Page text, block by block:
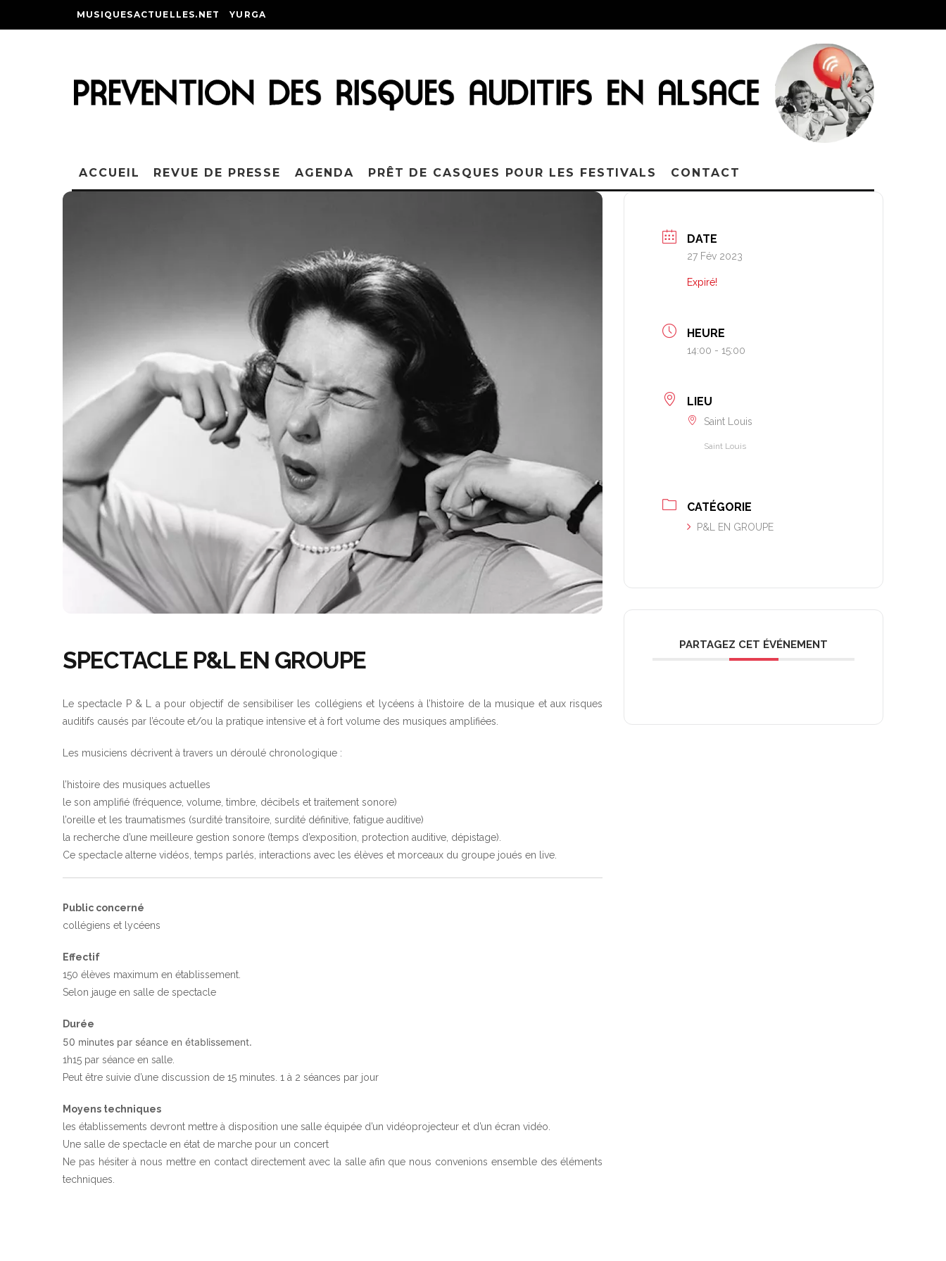
MUSIQUESACTUELLES.NET YURGA
ACCUEIL REVUE DE PRESSE AGENDA PRÊT DE CASQUES POUR LES FESTIVALS CONTACT
SPECTACLE P&L EN GROUPE
Le spectacle P & L a pour objectif de sensibiliser les collégiens et lycéens à l’histoire de la musique et aux risques
auditifs causés par l’écoute et/ou la pratique intensive et à fort volume des musiques amplifiées.
Les musiciens décrivent à travers un déroulé chronologique :
l’histoire des musiques actuelles
le son amplifié (fréquence, volume, timbre, décibels et traitement sonore)
l’oreille et les traumatismes (surdité transitoire, surdité définitive, fatigue auditive)
la recherche d’une meilleure gestion sonore (temps d’exposition, protection auditive, dépistage).
Ce spectacle alterne vidéos, temps parlés, interactions avec les élèves et morceaux du groupe joués en live.
Public concerné
collégiens et lycéens
Effectif
150 élèves maximum en établissement.
Selon jauge en salle de spectacle
Durée
50 minutes par séance en établissement.
1h15 par séance en salle.
Peut être suivie d’une discussion de 15 minutes. 1 à 2 séances par jour
Moyens techniques
les établissements devront mettre à disposition une salle équipée d’un vidéoprojecteur et d’un écran vidéo.
Une salle de spectacle en état de marche pour un concert
Ne pas hésiter à nous mettre en contact directement avec la salle afin que nous convenions ensemble des éléments
techniques.
DATE
27 Fév 2023
Expiré!
HEURE
14:00 - 15:00
LIEU
Saint Louis
Saint Louis
CATÉGORIE
P&L EN GROUPE
PARTAGEZ CET ÉVÉNEMENT